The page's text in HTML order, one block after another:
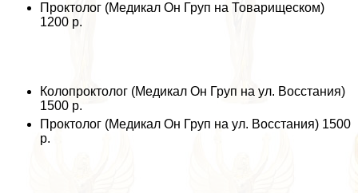
Проктолог (Медикал Он Груп на Товарищеском)
1200 р.
Колопроктолог (Медикал Он Груп на ул. Восстания)
1500 р.
Проктолог (Медикал Он Груп на ул. Восстания) 1500
р.